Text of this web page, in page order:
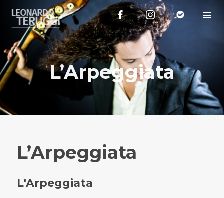
L’Arpeggiata
L’Arpeggiata
L'Arpeggiata